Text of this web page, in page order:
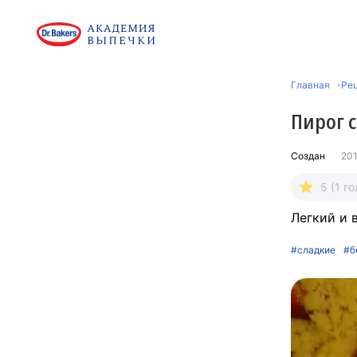
Главная
Пирог
Создан
5 (1
Легкий и
#сладкие